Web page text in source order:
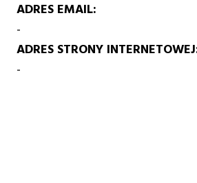
ADRES EMAIL
-
ADRES STRONY INTERNETOWEJ
-